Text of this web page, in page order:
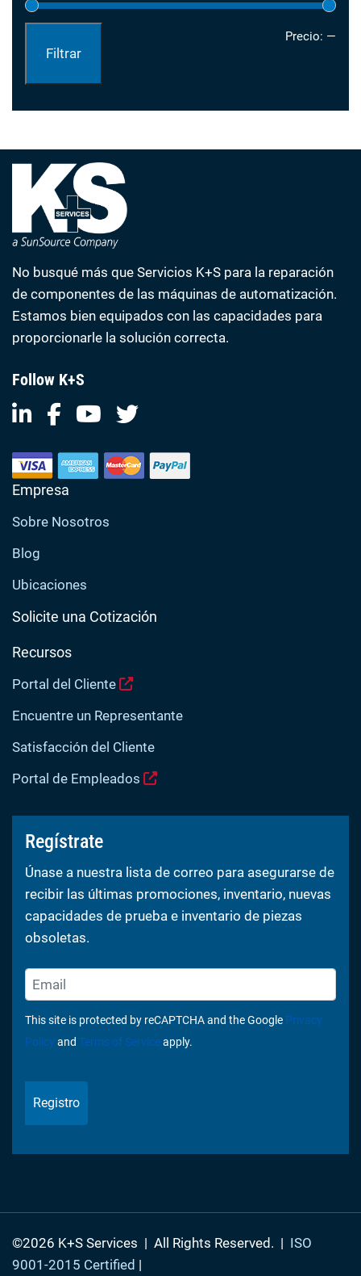
Filtrar
Precio: —
No busqué más que Servicios K+S para la reparación
de componentes de las máquinas de automatización.
Estamos bien equipados con las capacidades para
proporcionarle la solución correcta.
Follow K+S
Empresa
Sobre Nosotros
Blog
Ubicaciones
Solicite una Cotización
Recursos
Portal del Cliente
Encuentre un Representante
Satisfacción del Cliente
Portal de Empleados
Regístrate
Únase a nuestra lista de correo para asegurarse de
recibir las últimas promociones, inventario, nuevas
capacidades de prueba e inventario de piezas
obsoletas.
This site is protected by reCAPTCHA and the Google Privacy
Policy and Terms of Serviceapply.
Registro
©2026 K+S Services | All Rights Reserved. | ISO
9001-2015 Certified |